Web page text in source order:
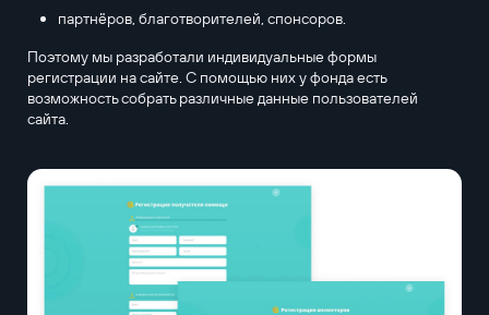
партнёров, благотворителей, спонсоров.
Поэтому мы разработали индивидуальные формы
регистрации на сайте. С помощью них у фонда есть
возможность собрать различные данные пользователей
сайта.